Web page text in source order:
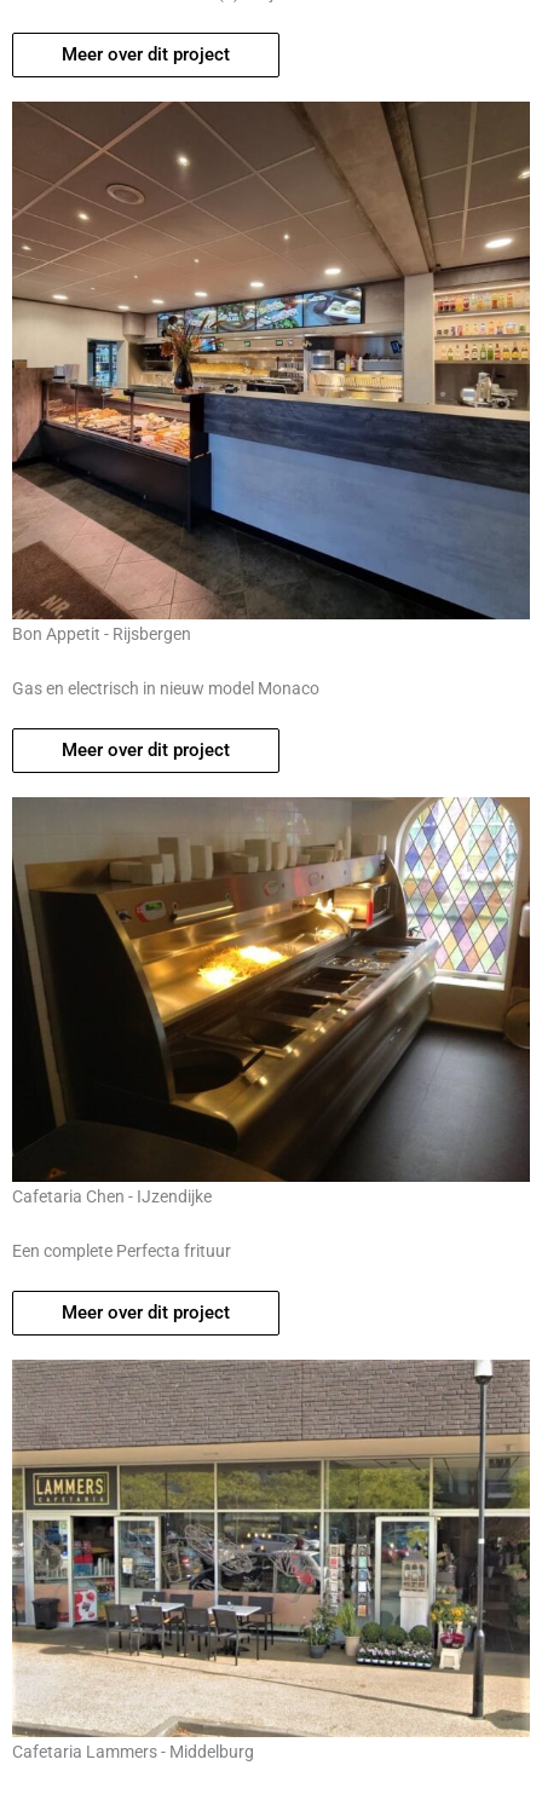
Meer over dit project
Bon Appetit - Rijsbergen
Gas en electrisch in nieuw model Monaco
Meer over dit project
Cafetaria Chen - IJzendijke
Een complete Perfecta frituur
Meer over dit project
Cafetaria Lammers - Middelburg